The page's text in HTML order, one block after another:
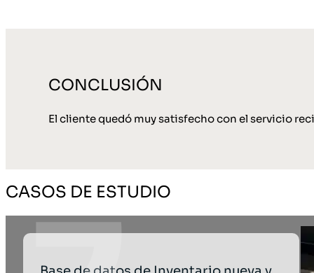
CONCLUSIÓN
El cliente quedó muy satisfecho con el servicio
CASOS DE ESTUDIO